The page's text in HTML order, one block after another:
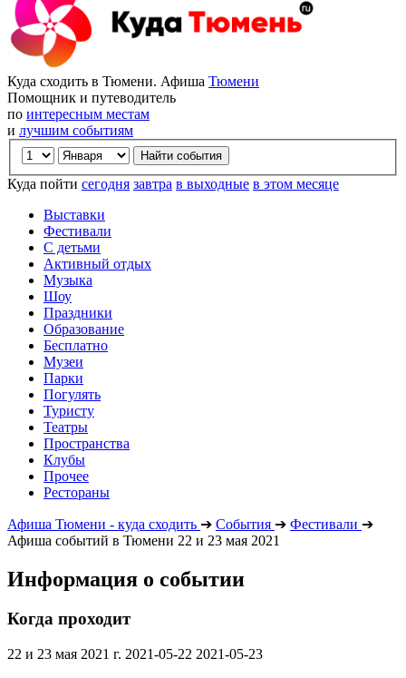
Куда сходить в Тюмени. Афиша Тюмени
Помощник и путеводитель
по интересным местам
и лучшим событиям
Куда пойти сегодня завтра в выходные в этом месяце
Выставки
Фестивали
С детьми
Активный отдых
Музыка
Шоу
Праздники
Образование
Бесплатно
Музеи
Парки
Погулять
Туристу
Театры
Пространства
Клубы
Прочее
Рестораны
Афиша Тюмени - куда сходить ➔ События ➔ Фестивали ➔
Афиша событий в Тюмени 22 и 23 мая 2021
Информация о событии
Когда проходит
22 и 23 мая 2021 г. 2021-05-22 2021-05-23